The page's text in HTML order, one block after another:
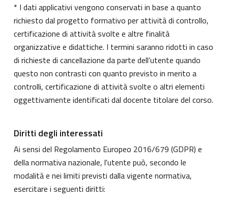
* I dati applicativi vengono conservati in base a quanto
richiesto dal progetto formativo per attività di controllo,
certificazione di attività svolte e altre finalità
organizzative e didattiche. I termini saranno ridotti in caso
di richieste di cancellazione da parte dell’utente quando
questo non contrasti con quanto previsto in merito a
controlli, certificazione di attività svolte o altri elementi
oggettivamente identificati dal docente titolare del corso.
Diritti degli interessati
Ai sensi del Regolamento Europeo 2016/679 (GDPR) e
della normativa nazionale, l'utente può, secondo le
modalità e nei limiti previsti dalla vigente normativa,
esercitare i seguenti diritti: